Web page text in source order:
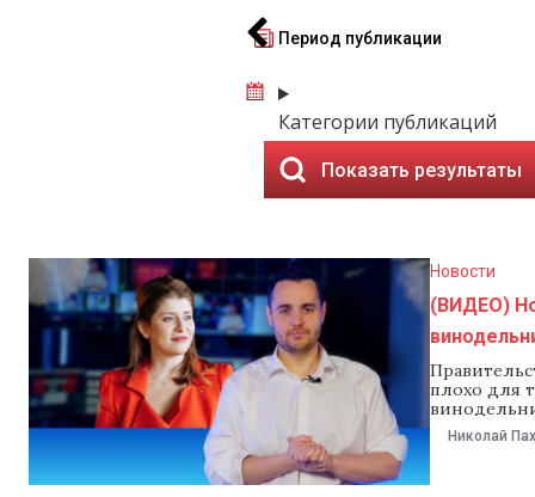
Период публикации
Категории публикаций
Показать результаты
Новости
(ВИДЕО)
плохо для
выпуске
эфира —
Николай